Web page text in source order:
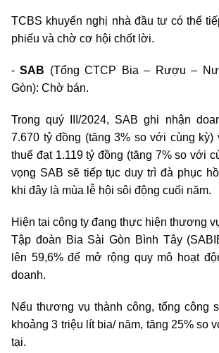
TCBS khuyến nghị nhà đầu tư có thể
phiếu và chờ cơ hội chốt lời.
-SAB (Tổng CTCP Bia – Rượu –
Gòn): Chờ bán.
Trong quý III/2024, SAB ghi nhận
7.670 tỷ đồng (tăng 3% so với cùng kỳ)
thuế đạt 1.119 tỷ đồng (tăng 7% so với
vọng SAB sẽ tiếp tục duy trì đà phục
khi đây là mùa lễ hội sôi động cuối năm.
Hiện tại công ty đang thực hiện thương
Tập đoàn Bia Sài Gòn Bình Tây
lên 59,6% để mở rộng quy mô hoạt
doanh.
Nếu thương vụ thành công, tổng công
khoảng 3 triệu lít bia/ năm, tăng 25% so
tại.